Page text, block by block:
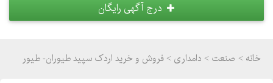
درج آگهی رایگان
خانه > صنعت > دامداری > فروش و خرید اردک سپید طیوران- طیور